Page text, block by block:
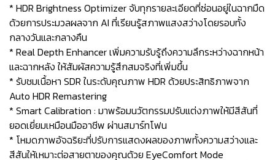
* HDR Brightness Optimizer จับทุกรายละเอียดที่ซ่อนอยู่ในฉากมืด
ด้วยการประมวลผลจาก AI ที่เรียนรู้สภาพแสงสว่างโดยรอบทั้ง
กลางวันและกลางคืน
* Real Depth Enhancer เพิ่มความรับรู้ถึงความลึกระหว่างฉากหน้า
และฉากหลัง ให้สัมผัสความรู้สึกสมจริงที่เพิ่มขึ้น
* รับชมเนื้อหา SDR ในระดับคุณภาพ HDR ด้วยประสิทธิภาพจาก
Auto HDR Remastering
* Smart Calibration : มาพร้อมนวัตกรรมปรับแต่งภาพให้มีสีสันที่
ยอดเยี่ยมเหมือนมืออาชีพ ผ่านสมาร์ทโฟน
* โหมดภาพอัจฉริยะที่ปรับการแสดงผลของภาพทั้งความสว่างและ
สีสันให้เหมาะต่อสายตาของคุณด้วย EyeComfort Mode